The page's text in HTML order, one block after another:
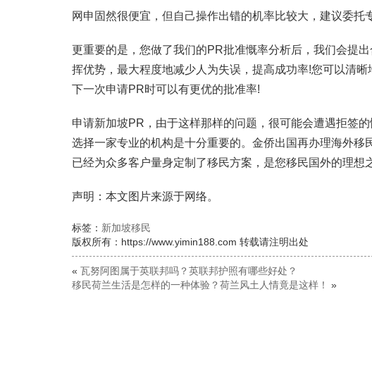
网申固然很便宜，但自己操作出错的机率比较大，建议委
更重要的是，您做了我们的PR批准慨率分析后，我们会提
挥优势，最大程度地减少人为失误，提高成功率!您可以清
下一次申请PR时可以有更优的批准率!
申请新加坡PR，由于这样那样的问题，很可能会遭遇拒签
选择一家专业的机构是十分重要的。金侨出国再办理海外移
已经为众多客户量身定制了移民方案，是您移民国外的理想
声明：本文图片来源于网络。
标签： 新加坡移民
版权所有：https://www.yimin188.com 转载请注明出处
« 瓦努阿图属于英联邦吗？英联邦护照有哪些好处？
移民荷兰生活是怎样的一种体验？荷兰风土人情竟是这样！
»